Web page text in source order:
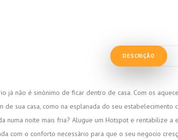
DESCRIÇÃO
já não é sinónimo de ficar dentro de casa. Com os
sua casa, como na esplanada do seu estabelecimento
numa noite mais fria? Alugue um Hotspot e rentabilize
com o conforto necessário para que o seu negocio